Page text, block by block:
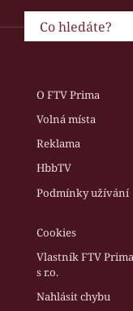
O FTV Prima
Volná místa
Reklama
HbbTV
Podmínky užívání
Cookies
Vlastník FTV
s r.o.
Nahlásit chybu